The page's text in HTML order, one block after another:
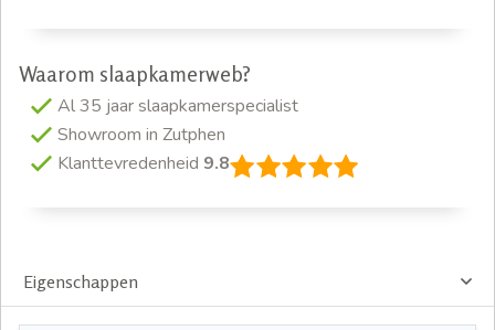
Waarom slaapkamerweb?
Al 35 jaar slaapkamerspecialist
Showroom in Zutphen
Klanttevredenheid 9.8
Eigenschappen